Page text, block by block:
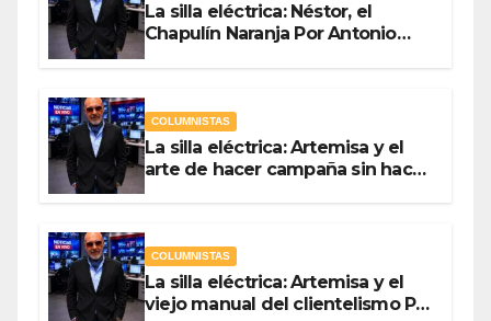
La silla eléctrica: Néstor, el
Chapulín Naranja Por Antonio
COLUMNISTAS
La silla eléctrica: Artemisa y el
arte de hacer campaña sin hacer
COLUMNISTAS
La silla eléctrica: Artemisa y el
viejo manual del clientelismo Por